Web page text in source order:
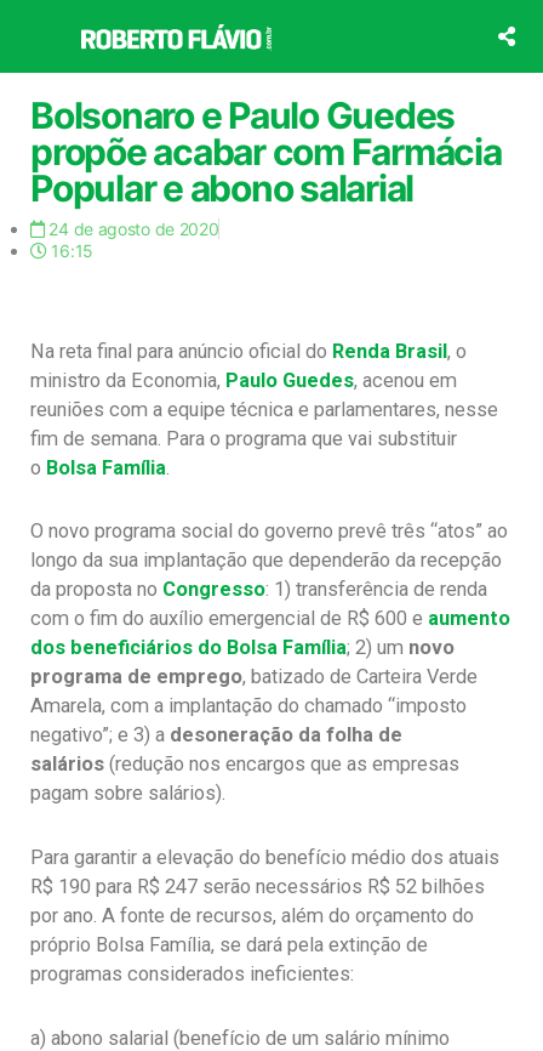
o
conteúdo
Bolsonaro e Paulo Guedes
propõe acabar com Farmácia
Popular e abono salarial
24 de agosto de 2020
16:15
Na reta final para anúncio oficial do Renda Brasil, o
ministro da Economia, Paulo Guedes, acenou em
reuniões com a equipe técnica e parlamentares, nesse
fim de semana. Para o programa que vai substituir
o Bolsa Família
O novo programa social do governo prevê três “atos” ao
longo da sua implantação que dependerão da recepção
da proposta no Congresso: 1) transferência de renda
com o fim do auxílio emergencial de R$ 600 e aumento
dos beneficiários do Bolsa Família; 2) um novo
programa de emprego, batizado de Carteira Verde
Amarela, com a implantação do chamado “imposto
negativo”; e 3) a desoneração da folha de
salários (redução nos encargos que as empresas
pagam sobre salários).
Para garantir a elevação do benefício médio dos atuais
R$ 190 para R$ 247 serão necessários R$ 52 bilhões
por ano. A fonte de recursos, além do orçamento do
próprio Bolsa Família, se dará pela extinção de
programas considerados ineficientes:
a) abono salarial (benefício de um salário mínimo